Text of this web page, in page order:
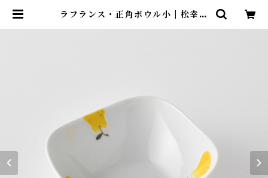
ラフランス・正角ボウル小 | 松幸陶